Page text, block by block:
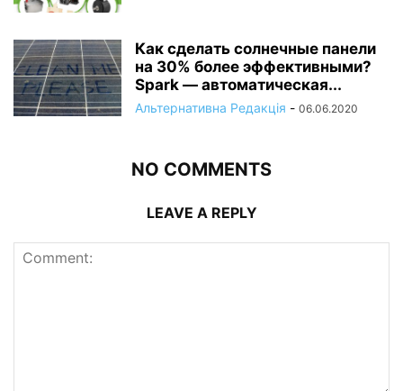
Как сделать солнечные панели
на 30% более эффективными?
Spark — автоматическая...
Альтернативна Редакція - 06.06.2020
NO COMMENTS
LEAVE A REPLY